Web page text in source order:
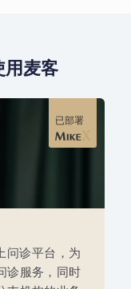
用麦客
已部署
问诊平台，为
诊服务，同时